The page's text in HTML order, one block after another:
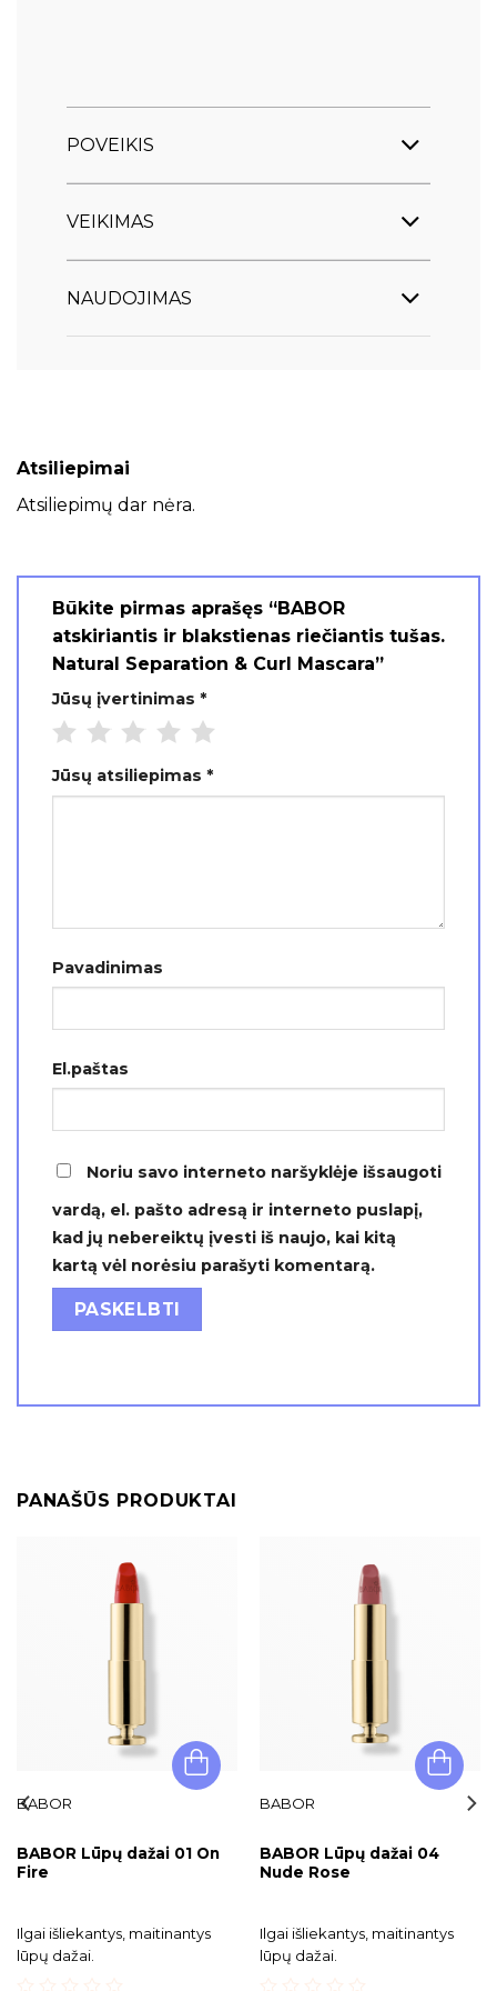
POVEIKIS
VEIKIMAS
NAUDOJIMAS
Atsiliepimai
Atsiliepimų dar nėra.
Būkite pirmas aprašęs “BABOR
atskiriantis ir blakstienas riečiantis tušas.
Natural Separation & Curl Mascara”
Jūsų įvertinimas *
Jūsų atsiliepimas *
Pavadinimas
El.paštas
Noriu savo interneto naršyklėje išsaugoti
vardą, el. pašto adresą ir interneto puslapį,
kad jų nebereiktų įvesti iš naujo, kai kitą
kartą vėl norėsiu parašyti komentarą.
PANAŠŪS PRODUKTAI
BABOR
BABOR Lūpų dažai 01 On
Fire
Ilgai išliekantys, maitinantys
lūpų dažai.
BABOR
BABOR Lūpų dažai 04
Nude Rose
Ilgai išliekantys, maitinantys
lūpų dažai.